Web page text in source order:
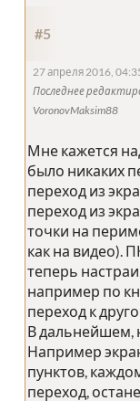
#5
27 апреля 2016,
Последнее
VoronovMaksim88
Мне кажется
было никаких
переход из
переход из
точки на
как на видео).
теперь
например по
переход к
В дальнейшем,
Например
пунктов,
переход,